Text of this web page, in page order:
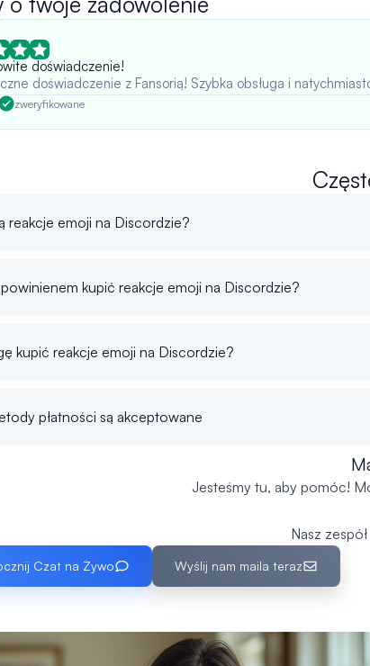
doświadczenie!
doświadczenie z Fansorią! Szybka obsługa i
zweryfikowane
reakcje emoji na Discordzie?
kupić reakcje emoji na Discordzie?
kupić reakcje emoji na Discordzie?
płatności są akceptowane
Jesteśmy tu, aby pomóc!
Nasz
Czat na Żywo Wyślij nam maila teraz